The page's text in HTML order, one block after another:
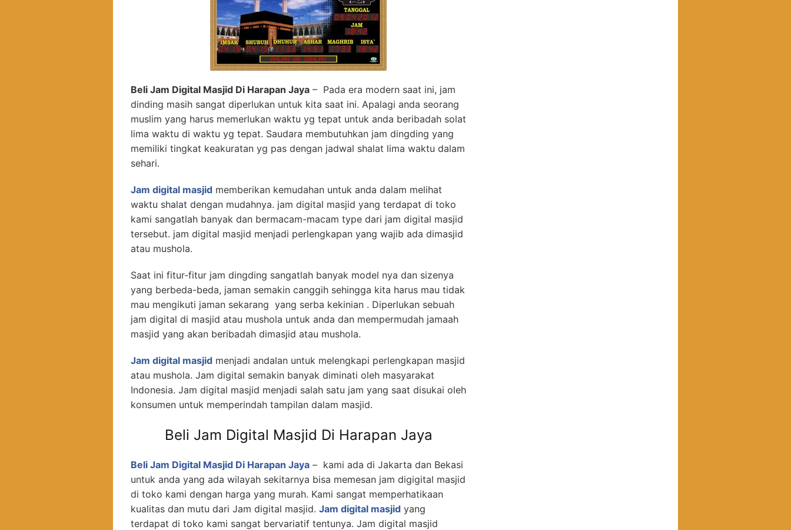
Beli Jam Digital Masjid Di Harapan Jaya – Pada era modern saat ini, jam
dinding masih sangat diperlukan untuk kita saat ini. Apalagi anda seorang
muslim yang harus memerlukan waktu yg tepat untuk anda beribadah solat
lima waktu di waktu yg tepat. Saudara membutuhkan jam dingding yang
memiliki tingkat keakuratan yg pas dengan jadwal shalat lima waktu dalam
sehari.
Jam digital masjid memberikan kemudahan untuk anda dalam melihat
waktu shalat dengan mudahnya. jam digital masjid yang terdapat di toko
kami sangatlah banyak dan bermacam-macam type dari jam digital masjid
tersebut. jam digital masjid menjadi perlengkapan yang wajib ada dimasjid
atau mushola.
Saat ini fitur-fitur jam dingding sangatlah banyak model nya dan sizenya
yang berbeda-beda, jaman semakin canggih sehingga kita harus mau tidak
mau mengikuti jaman sekarang yang serba kekinian . Diperlukan sebuah
jam digital di masjid atau mushola untuk anda dan mempermudah jamaah
masjid yang akan beribadah dimasjid atau mushola.
Jam digital masjid menjadi andalan untuk melengkapi perlengkapan masjid
atau mushola. Jam digital semakin banyak diminati oleh masyarakat
Indonesia. Jam digital masjid menjadi salah satu jam yang saat disukai oleh
konsumen untuk memperindah tampilan dalam masjid.
Beli Jam Digital Masjid Di Harapan Jaya
Beli Jam Digital Masjid Di Harapan Jaya – kami ada di Jakarta dan Bekasi
untuk anda yang ada wilayah sekitarnya bisa memesan jam digigital masjid
di toko kami dengan harga yang murah. Kami sangat memperhatikaan
kualitas dan mutu dari Jam digital masjid. Jam digital masjid yang
terdapat di toko kami sangat bervariatif tentunya. Jam digital masjid